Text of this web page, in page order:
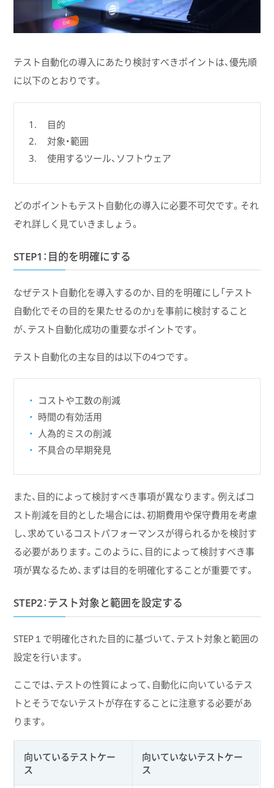
テスト自動化の導入にあたり検討すべきポイントは、優先順
に以下のとおりです。
目的
対象・範囲
使用するツール、ソフトウェア
どのポイントもテスト自動化の導入に必要不可欠です。それ
ぞれ詳しく見ていきましょう。
STEP1：目的を明確にする
なぜテスト自動化を導入するのか、目的を明確にし「テスト
自動化でその目的を果たせるのか」を事前に検討すること
が、テスト自動化成功の重要なポイントです。
テスト自動化の主な目的は以下の4つです。
コストや工数の削減
時間の有効活用
人為的ミスの削減
不具合の早期発見
また、目的によって検討すべき事項が異なります。例えばコ
スト削減を目的とした場合には、初期費用や保守費用を考慮
し、求めているコストパフォーマンスが得られるかを検討す
る必要があります。このように、目的によって検討すべき事
項が異なるため、まずは目的を明確化することが重要です。
STEP2：テスト対象と範囲を設定する
STEP１で明確化された目的に基づいて、テスト対象と範囲の
設定を行います。
ここでは、テストの性質によって、自動化に向いているテス
トとそうでないテストが存在することに注意する必要があ
ります。
向いているテストケー
ス
向いていないテストケー
ス